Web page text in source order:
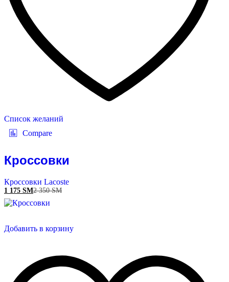
Список желаний
Compare
Кроссовки
Кроссовки Lacoste
1 175 ЅМ2 350ЅМ
Добавить в корзину